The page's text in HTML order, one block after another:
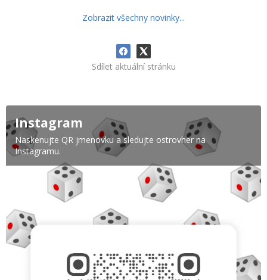
Zobrazit všechny novinky...
Sdílet aktuální stránku
Instagram
Naskenujte QR jmenovku a sledujte ostrovher na
Instagramu.